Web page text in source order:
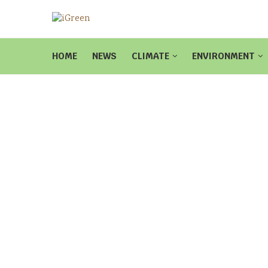
HOME NEWS CLIMATE ENVIRONMENT